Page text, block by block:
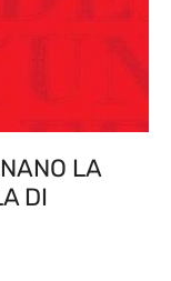
LA
DI